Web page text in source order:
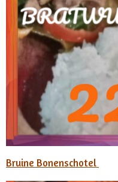
Bruine Bonenschotel